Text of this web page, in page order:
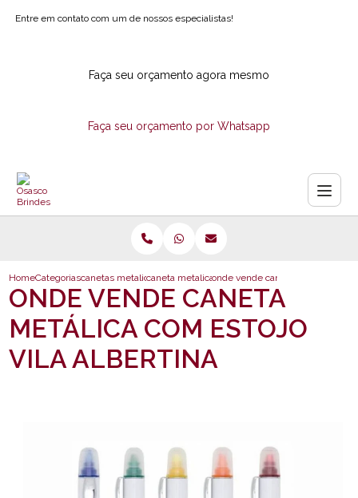
Entre em contato com um de nossos especialistas!
Faça seu orçamento agora mesmo
Faça seu orçamento por Whatsapp
HomeCategoriascanetas metalicascaneta metalica com laseronde vende caneta metalica com
ONDE VENDE CANETA
METÁLICA COM ESTOJO
VILA ALBERTINA